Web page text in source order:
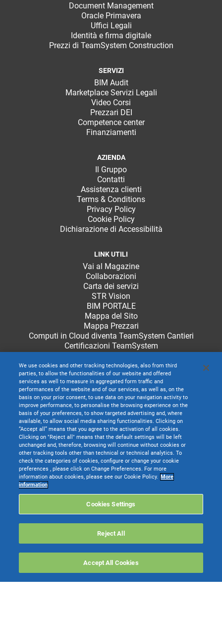
Document Management
Oracle Primavera
Uffici Legali
Identità e firma digitale
Prezzi di TeamSystem Construction
SERVIZI
BIM Audit
Marketplace Servizi Legali
Video Corsi
Prezzari DEI
Competence center
Finanziamenti
AZIENDA
Il Gruppo
Contatti
Assistenza clienti
Terms & Conditions
Privacy Policy
Cookie Policy
Dichiarazione di Accessibilità
LINK UTILI
Vai al Magazine
Collaborazioni
Carta dei servizi
STR Vision
BIM PORTALE
Mappa del Sito
Mappa Prezzari
Computi in Cloud diventa TeamSystem Cantieri
Certificazioni TeamSystem
TeamSystem S.p.A. società con socio unico soggetta all’attività di direzione e
coordinamento di TeamSystem Holdco S.p.A. - Cap. Soc. € 24.000.000 I.v. -
C.C.I.A.A. delle Marche - P.I. 01035310414
Websolute
We use cookies and other tracking technologies, also from third
parties, to allow the functionalities of our website and offered
services as well to measure in aggregated form traffic and
performances of the website and of our services, as well as, on the
basis on your prior consent, to use data on your navigation activity to
improve performance, to personalise the browsing experience on the
basis of your preferences, to show targeted advertising and, where
available, to allow social media sharing functionalities. Clicking on
“Accept all” means that you agree to the activation of all cookies.
Clicking on "Reject all" means that the default settings will be left
unchanged and, therefore, browsing will continue without cookies or
other tracking tools other than technical or technical analytics. To
check the categories of cookies, configure or change your cookie
preferences , please click on Change Preferences. For more
information about cookies, please see our Cookie Policy. More
information
Cookies Settings
Reject All
Accept All Cookies